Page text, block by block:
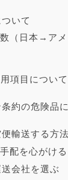
いて
（日本→ア
項目について
約の危険品
輸送する方
配を心がける
会社を選ぶ